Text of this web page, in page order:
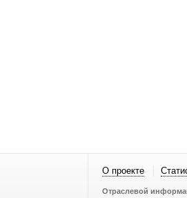
О проекте
Отраслевой